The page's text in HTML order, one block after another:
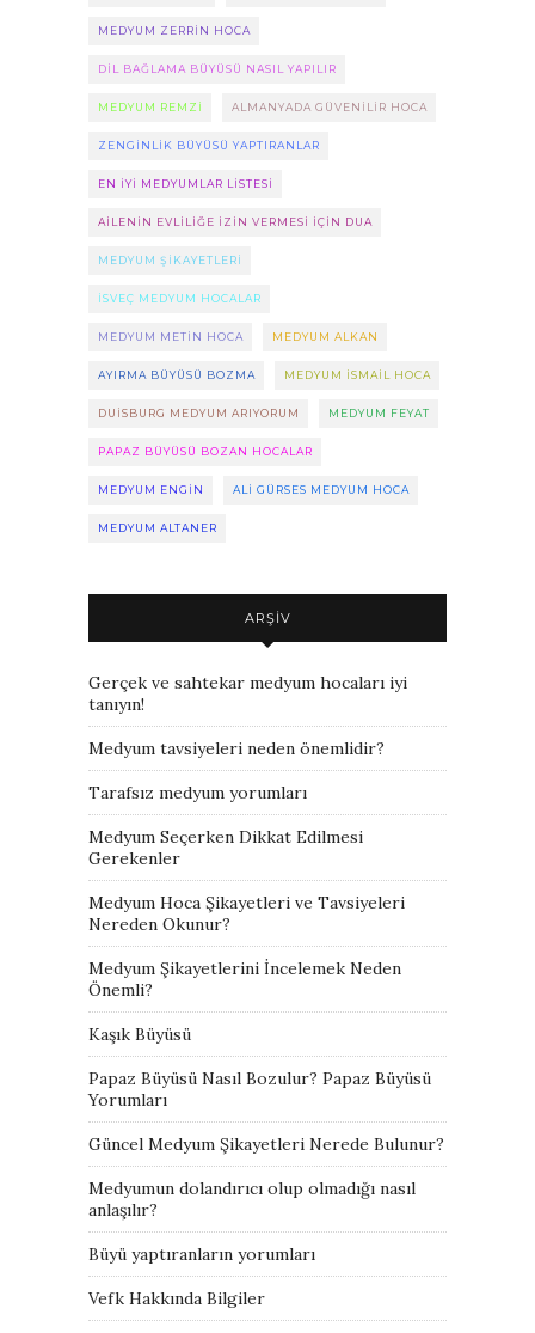
MEDYUM ZERRIN HOCA
DIL BAĞLAMA BÜYÜSÜ NASIL YAPILIR
MEDYUM REMZI ALMANYADA GÜVENILIR HOCA
ZENGINLIK BÜYÜSÜ YAPTIRANLAR
EN IYI MEDYUMLAR LISTESI
AILENIN EVLILIĞE IZIN VERMESI IÇIN DUA
MEDYUM ŞIKAYETLERI
ISVEÇ MEDYUM HOCALAR
MEDYUM METIN HOCA MEDYUM ALKAN
AYIRMA BÜYÜSÜ BOZMA MEDYUM ISMAIL HOCA
DUISBURG MEDYUM ARIYORUM MEDYUM FEYAT
PAPAZ BÜYÜSÜ BOZAN HOCALAR
MEDYUM ENGIN ALI GÜRSES MEDYUM HOCA
MEDYUM ALTANER
ARŞIV
Gerçek ve sahtekar medyum hocaları iyi
tanıyın!
Medyum tavsiyeleri neden önemlidir?
Tarafsız medyum yorumları
Medyum Seçerken Dikkat Edilmesi
Gerekenler
Medyum Hoca Şikayetleri ve Tavsiyeleri
Nereden Okunur?
Medyum Şikayetlerini İncelemek Neden
Önemli?
Kaşık Büyüsü
Papaz Büyüsü Nasıl Bozulur? Papaz Büyüsü
Yorumları
Güncel Medyum Şikayetleri Nerede Bulunur?
Medyumun dolandırıcı olup olmadığı nasıl
anlaşılır?
Büyü yaptıranların yorumları
Vefk Hakkında Bilgiler